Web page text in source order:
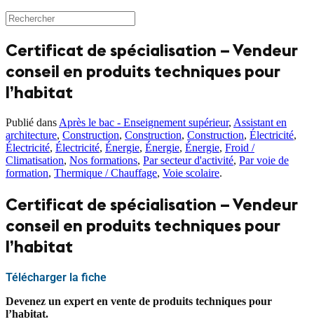
Certificat de spécialisation – Vendeur
conseil en produits techniques pour
l’habitat
Publié dans Après le bac - Enseignement supérieur, Assistant en
architecture, Construction, Construction, Construction, Électricité,
Électricité, Électricité, Énergie, Énergie, Énergie, Froid /
Climatisation, Nos formations, Par secteur d'activité, Par voie de
formation, Thermique / Chauffage, Voie scolaire.
Certificat de spécialisation – Vendeur
conseil en produits techniques pour
l’habitat
Télécharger la fiche
Devenez un expert en vente de produits techniques pour
l’habitat.